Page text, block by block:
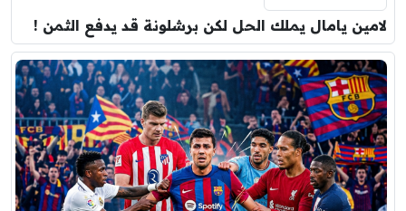
لامين يامال يملك الحل لكن برشلونة قد يدفع الثمن !